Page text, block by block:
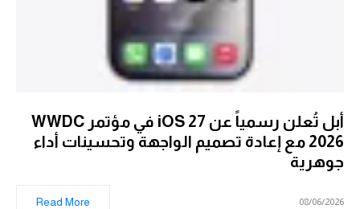
أبل تُعلن رسمياً عن iOS 27 في مؤتمر WWDC
2026 مع إعادة تصميم الواجهة وتحسينات أداء
جوهرية
08/06/2026
Read More